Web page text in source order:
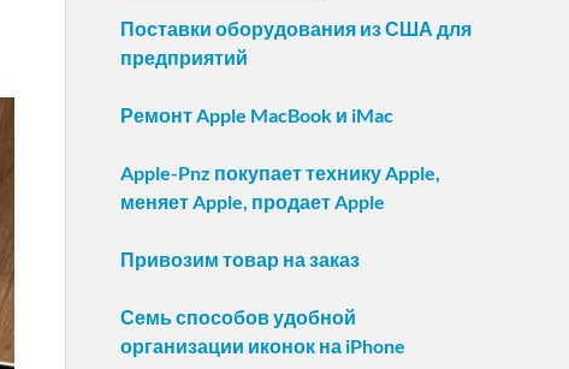
Поставки оборудования из США для
предприятий
Ремонт Apple MacBook и iMac
Apple-Pnz покупает технику Apple,
меняет Apple, продает Apple
Привозим товар на заказ
Семь способов удобной
организации иконок на iPhone